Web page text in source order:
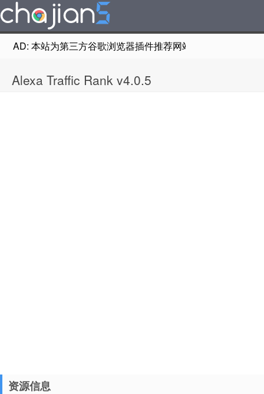
AD: 本站为第三方谷歌浏览器插件推荐网站，非Google
Alexa Traffic Rank v4.0.5
资源信息